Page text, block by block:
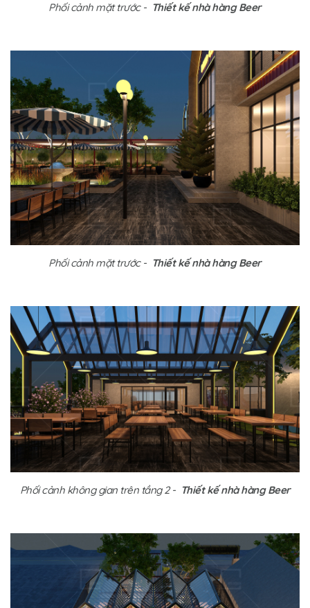
Phối cảnh mặt trước - Thiết kế nhà hàng Beer
Phối cảnh mặt trước - Thiết kế nhà hàng Beer
Phối cảnh không gian trên tầng 2 - Thiết kế nhà hàng Beer